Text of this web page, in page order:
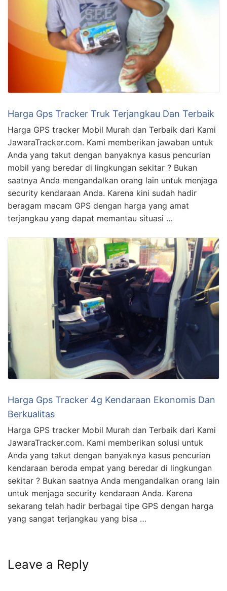
Harga Gps Tracker Truk Terjangkau Dan Terbaik
Harga GPS tracker Mobil Murah dan Terbaik dari Kami
JawaraTracker.com. Kami memberikan jawaban untuk
Anda yang takut dengan banyaknya kasus pencurian
mobil yang beredar di lingkungan sekitar ? Bukan
saatnya Anda mengandalkan orang lain untuk menjaga
security kendaraan Anda. Karena kini sudah hadir
beragam macam GPS dengan harga yang amat
terjangkau yang dapat memantau situasi …
Harga Gps Tracker 4g Kendaraan Ekonomis Dan
Berkualitas
Harga GPS tracker Mobil Murah dan Terbaik dari Kami
JawaraTracker.com. Kami memberikan solusi untuk
Anda yang takut dengan banyaknya kasus pencurian
kendaraan beroda empat yang beredar di lingkungan
sekitar ? Bukan saatnya Anda mengandalkan orang lain
untuk menjaga security kendaraan Anda. Karena
sekarang telah hadir berbagai tipe GPS dengan harga
yang sangat terjangkau yang bisa …
Leave a Reply